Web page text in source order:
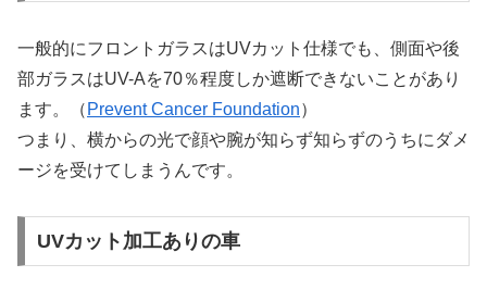
一般的にフロントガラスはUVカット仕様でも、側面や後
部ガラスはUV-Aを70％程度しか遮断できないことがあり
ます。（ Prevent Cancer Foundation）
つまり、横からの光で顔や腕が知らず知らずのうちにダメ
ージを受けてしまうんです。
UVカット加工ありの車